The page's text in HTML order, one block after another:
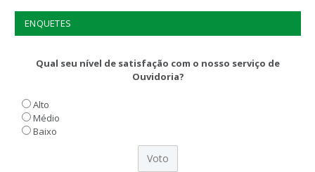
ENQUETES
Qual seu nível de satisfação com o nosso serviço de
Ouvidoria?
Alto
Médio
Baixo